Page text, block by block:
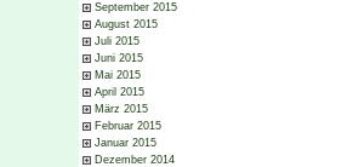
September 2015
August 2015
Juli 2015
Juni 2015
Mai 2015
April 2015
März 2015
Februar 2015
Januar 2015
Dezember 2014